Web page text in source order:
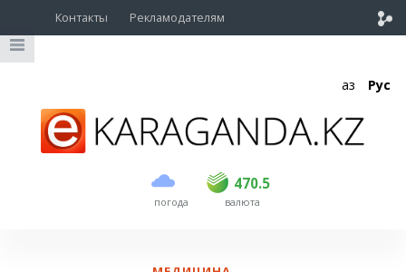
Контакты Рекламодателям
Қаз Рус
погода
470.5
USD 468.5 470.5
EUR валюта